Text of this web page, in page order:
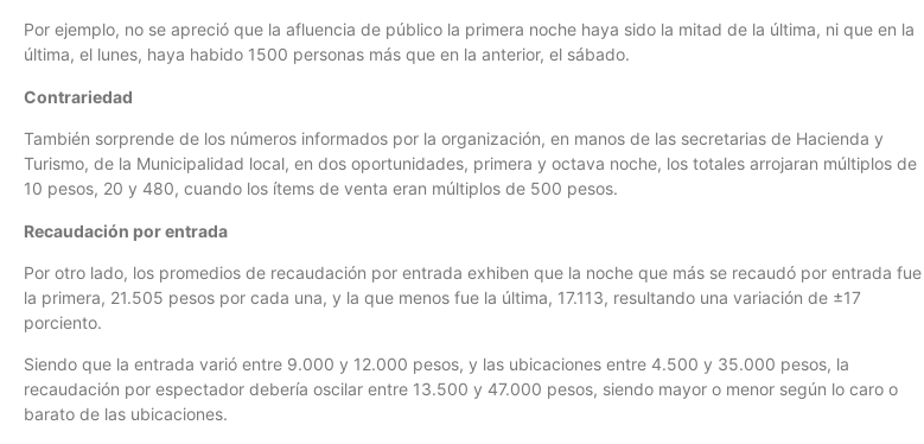
Por ejemplo, no se apreció que la afluencia de público la primera noche haya sido la mitad de la última, ni que en la
última, el lunes, haya habido 1500 personas más que en la anterior, el sábado.
Contrariedad
También sorprende de los números informados por la organización, en manos de las secretarias de Hacienda y
Turismo, de la Municipalidad local, en dos oportunidades, primera y octava noche, los totales arrojaran múltiplos de
10 pesos, 20 y 480, cuando los ítems de venta eran múltiplos de 500 pesos.
Recaudación por entrada
Por otro lado, los promedios de recaudación por entrada exhiben que la noche que más se recaudó por entrada fue
la primera, 21.505 pesos por cada una, y la que menos fue la última, 17.113, resultando una variación de ±17
porciento.
Siendo que la entrada varió entre 9.000 y 12.000 pesos, y las ubicaciones entre 4.500 y 35.000 pesos, la
recaudación por espectador debería oscilar entre 13.500 y 47.000 pesos, siendo mayor o menor según lo caro o
barato de las ubicaciones.